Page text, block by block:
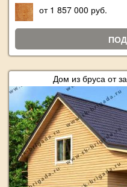
от 1 857 000 руб.
Дом из бруса от